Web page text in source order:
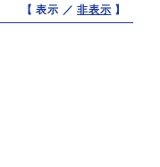
【 表示 ／非表示 】